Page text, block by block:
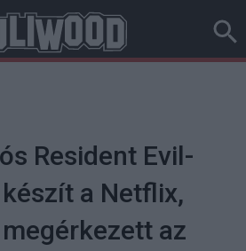
Resident Evil-
a Netflix,
az